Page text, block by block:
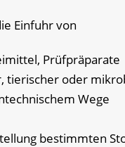
Einfuhr von
Prüfpräparate
tierischer oder
Wege
bestimmten